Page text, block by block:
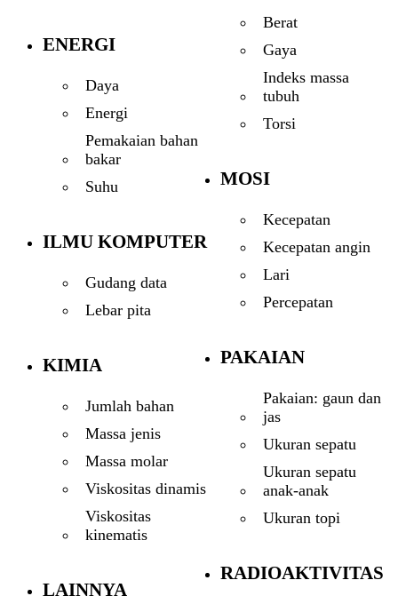
ENERGI
Daya
Energi
Pemakaian bahan
bakar
Suhu
ILMU KOMPUTER
Gudang data
Lebar pita
KIMIA
Jumlah bahan
Massa jenis
Massa molar
Viskositas dinamis
Viskositas
kinematis
LAINNYA
Berat
Gaya
Indeks massa
tubuh
Torsi
MOSI
Kecepatan
Kecepatan angin
Lari
Percepatan
PAKAIAN
Pakaian: gaun dan
jas
Ukuran sepatu
Ukuran sepatu
anak-anak
Ukuran topi
RADIOAKTIVITAS